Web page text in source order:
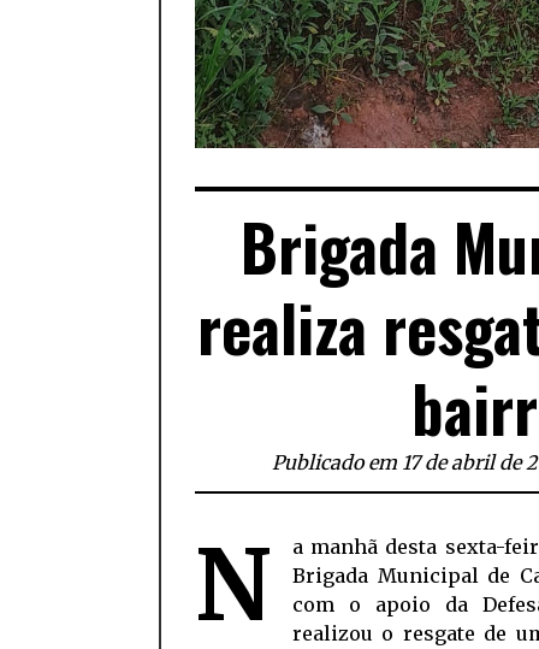
Brigada
realiza
Publicado em 17 de abril de
N
a manhã desta sexta-
Brigada Municipal de
com o apoio da
realizou o resgate de